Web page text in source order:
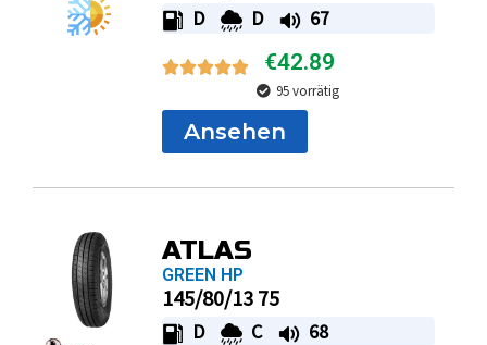
D D 67
€42.89
95 vorrätig
Ansehen
ATLAS
GREEN HP
145/80/13 75
D C 68